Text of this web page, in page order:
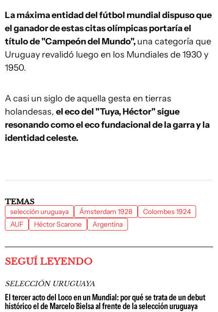
La máxima entidad del fútbol mundial dispuso que
el ganador de estas citas olímpicas portaría el
título de "Campeón del Mundo", una categoría que
Uruguay revalidó luego en los Mundiales de 1930 y
1950.
A casi un siglo de aquella gesta en tierras
holandesas, el eco del "Tuya, Héctor" sigue
resonando como el eco fundacional de la garra y la
identidad celeste.
TEMAS
selección uruguaya Ámsterdam 1928
Colombes 1924
AUF
Héctor Scarone Argentina
SEGUÍ LEYENDO
SELECCIÓN URUGUAYA
El tercer acto del Loco en un Mundial: por qué se trata de un debut
histórico el de Marcelo Bielsa al frente de la selección uruguaya